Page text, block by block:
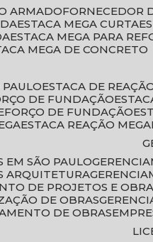
ARMADO
FORNECEDOR
ESTACA MEGA CURTA
ESTACA MEGA PARA
MEGA DE CONCRETO
PAULO
ESTACA DE
DE FUNDAÇÃO
DE FUNDAÇÃO
ESTACA REAÇÃO MEGA
EM SÃO PAULO
ARQUITETURA
DE PROJETOS E
DE OBRAS
DE OBRAS